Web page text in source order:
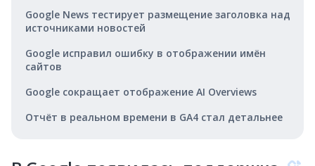
Google News тестирует размещение заголовка над
источниками новостей
Google исправил ошибку в отображении имён
сайтов
Google сокращает отображение AI Overviews
Отчёт в реальном времени в GA4 стал детальнее